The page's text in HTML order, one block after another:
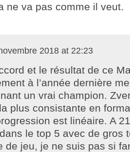
ne va pas comme il veut.
2018 at 22:23
et le résultat de ce
à l’année dernière
un vrai champion.
plus consistante en
est linéaire. A
le top 5 avec de gros
de jeu, je ne suis pas si